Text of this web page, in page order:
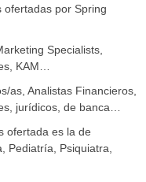
por Spring
Specialists,
KAM…
as, Analistas Financieros,
jurídicos, de banca…
ofertada es la de
Pediatría, Psiquiatra,